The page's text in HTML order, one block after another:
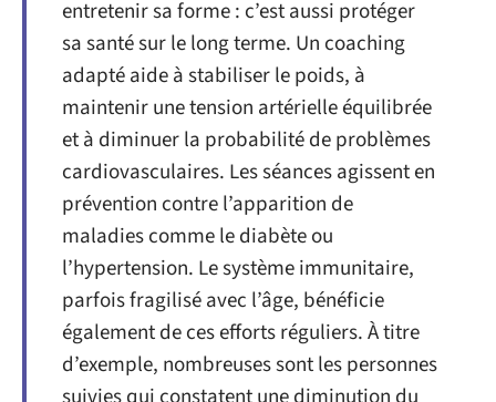
entretenir sa forme : c’est aussi protéger
sa santé sur le long terme. Un coaching
adapté aide à stabiliser le poids, à
maintenir une tension artérielle équilibrée
et à diminuer la probabilité de problèmes
cardiovasculaires. Les séances agissent en
prévention contre l’apparition de
maladies comme le diabète ou
l’hypertension. Le système immunitaire,
parfois fragilisé avec l’âge, bénéficie
également de ces efforts réguliers. À titre
d’exemple, nombreuses sont les personnes